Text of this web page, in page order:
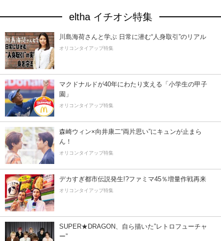
eltha イチオシ特集
川島海荷さんと学ぶ 日常に潜む“人身取引”のリアル
オリコンタイアップ特集
マクドナルドが40年にわたり支える「小学生の甲子
園」
オリコンタイアップ特集
森崎ウィン×向井康二“両片思い”にキュンが止まら
ん！
オリコンタイアップ特集
デカすぎ都市伝説発生!?ファミマ45％増量作戦再来
オリコンタイアップ特集
SUPER★DRAGON、自ら描いた”レトロフューチャ
ー”